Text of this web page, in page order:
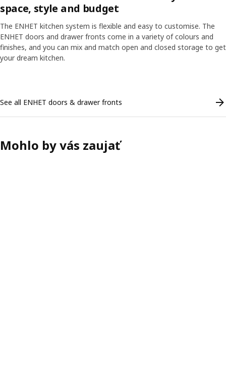
space, style and budget
The ENHET kitchen system is flexible and easy to customise. The
ENHET doors and drawer fronts come in a variety of colours and
finishes, and you can mix and match open and closed storage to get
your dream kitchen.
See all ENHET doors & drawer fronts
Mohlo by vás zaujať